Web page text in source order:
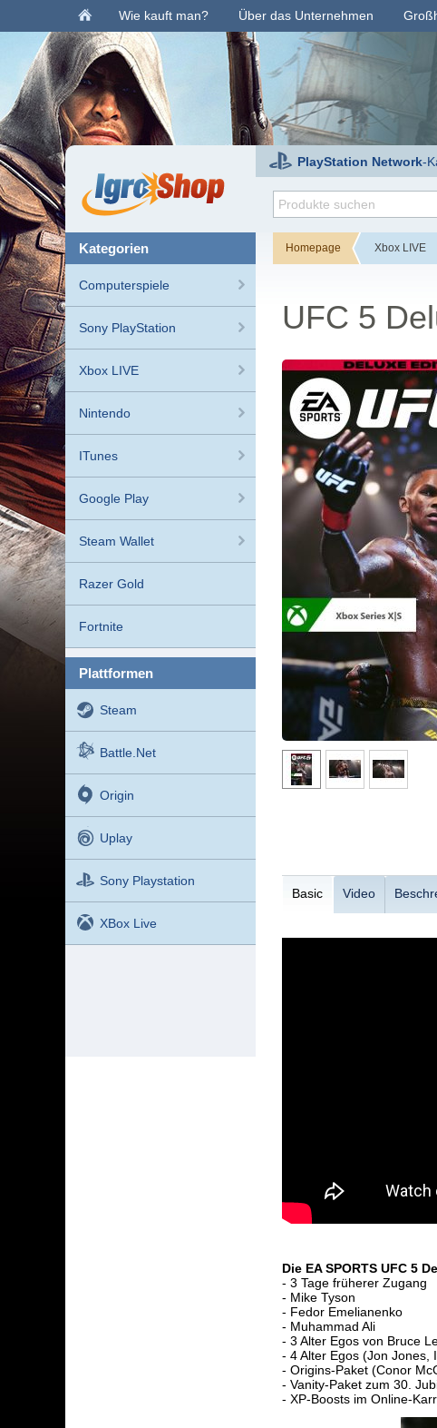
Wie kauft man? Über das Unternehmen
PlayStation Network-
kategorien
Computerspiele
Sony PlayStation
Xbox LIVE
Nintendo
ITunes
Google Play
Steam Wallet
Razer Gold
Fortnite
plattformen
Steam
Battle.net
Origin
Uplay
Sony Playstation
XBox Live
Homepage Xbox LIVE
UFC 5
Basic Video
Die EA SPORTS UFC 5
- 3 Tage früherer Zugang
- Mike Tyson
- Fedor Emelianenko
- Muhammad Ali
- 3 Alter Egos von Bruce
- 4 Alter Egos (Jon Jones,
- Origins-Paket (Conor
- Vanity-Paket zum 30.
- XP-Boosts im Online-